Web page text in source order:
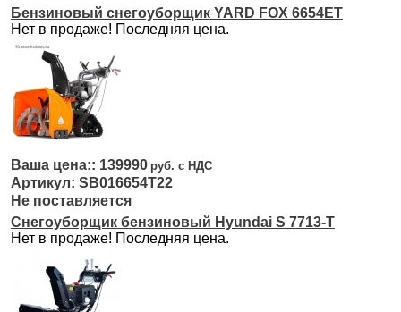
Бензиновый снегоуборщик YARD FOX 6654ET
Нет в продаже! Последняя цена.
139990
SB016654T22
Не поставляется
Снегоуборщик бензиновый Hyundai S 7713-T
Нет в продаже! Последняя цена.